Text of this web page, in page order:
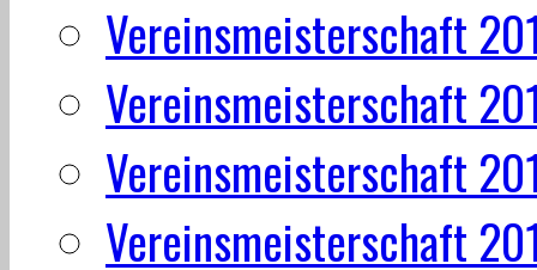
Vereinsmeisterschaft
Vereinsmeisterschaft
Vereinsmeisterschaft
Vereinsmeisterschaft